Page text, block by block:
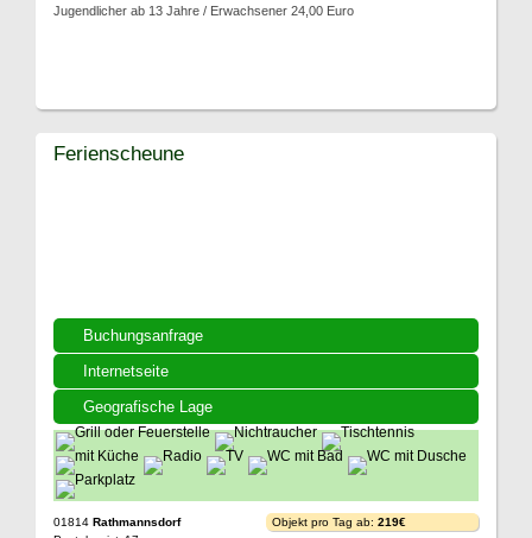
Jugendlicher ab 13 Jahre / Erwachsener 24,00 Euro
Buchungsanfrage
Internetseite
Geografische Lage
Ferienscheune
01814 Rathmannsdorf
Objekt pro Tag ab: 219€